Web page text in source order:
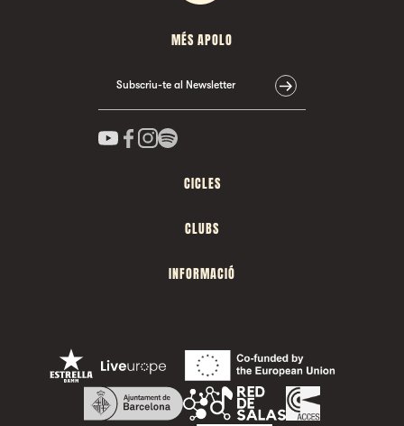
MÉS APOLO
Subscriu-te al Newsletter
CICLES
CLUBS
INFORMACIÓ